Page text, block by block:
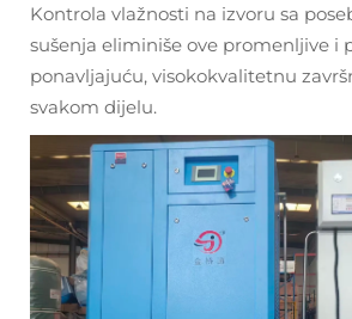
Kontrola vlažnosti na izvoru sa
sušenja eliminiše ove promenljive i
ponavljajuću, visokokvalitetnu
svakom dijelu.